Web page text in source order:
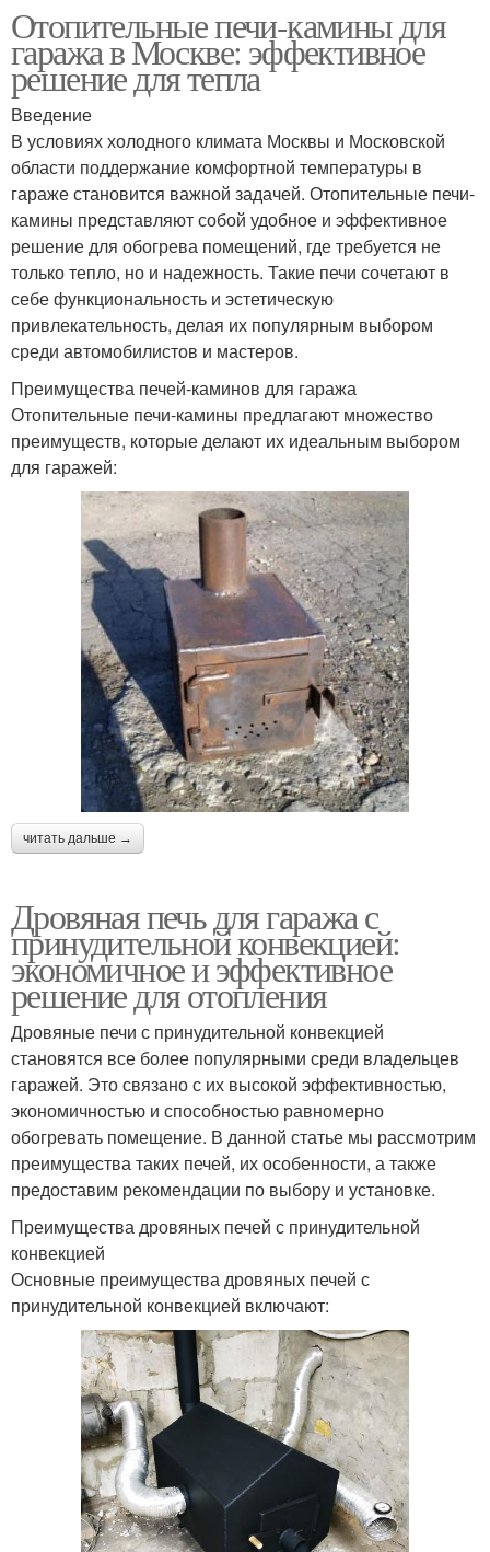
Отопительные печи-камины для
гаража в Москве: эффективное
решение для тепла
Введение
В условиях холодного климата Москвы и Московской
области поддержание комфортной температуры в
гараже становится важной задачей. Отопительные печи-
камины представляют собой удобное и эффективное
решение для обогрева помещений, где требуется не
только тепло, но и надежность. Такие печи сочетают в
себе функциональность и эстетическую
привлекательность, делая их популярным выбором
среди автомобилистов и мастеров.
Преимущества печей-каминов для гаража
Отопительные печи-камины предлагают множество
преимуществ, которые делают их идеальным выбором
для гаражей:
читать дальше →
Дровяная печь для гаража с
принудительной конвекцией:
экономичное и эффективное
решение для отопления
Дровяные печи с принудительной конвекцией
становятся все более популярными среди владельцев
гаражей. Это связано с их высокой эффективностью,
экономичностью и способностью равномерно
обогревать помещение. В данной статье мы рассмотрим
преимущества таких печей, их особенности, а также
предоставим рекомендации по выбору и установке.
Преимущества дровяных печей с принудительной
конвекцией
Основные преимущества дровяных печей с
принудительной конвекцией включают: